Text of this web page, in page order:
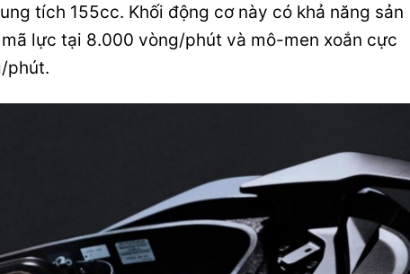
tích 155cc. Khối động cơ này có khả năng sản
lực tại 8.000 vòng/phút và mô-men xoắn cực
phút.